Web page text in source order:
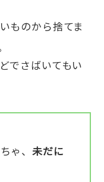
ものから捨てま
でさばいてもい
ゃ、未だに